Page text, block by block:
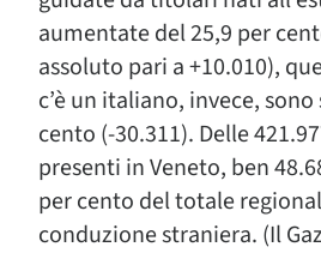
aumentate del 25,9 per
assoluto pari a +10.010),
c’è un italiano, invece,
cento (-30.311). Delle
presenti in Veneto, ben
per cento del totale
conduzione straniera. (Il